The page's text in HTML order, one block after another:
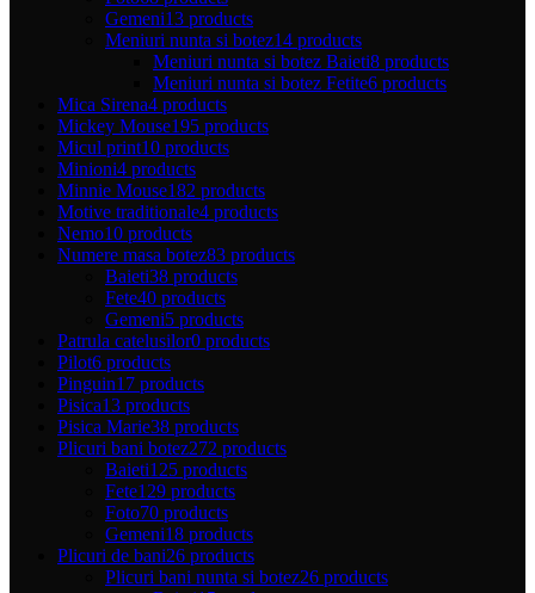
Gemeni13 products
Meniuri nunta si botez14 products
Meniuri nunta si botez Baieti8 products
Meniuri nunta si botez Fetite6 products
Mica Sirena4 products
Mickey Mouse195 products
Micul print10 products
Minioni4 products
Minnie Mouse182 products
Motive traditionale4 products
Nemo10 products
Numere masa botez83 products
Baieti38 products
Fete40 products
Gemeni5 products
Patrula catelusilor0 products
Pilot6 products
Pinguin17 products
Pisica13 products
Pisica Marie38 products
Plicuri bani botez272 products
Baieti125 products
Fete129 products
Foto70 products
Gemeni18 products
Plicuri de bani26 products
Plicuri bani nunta si botez26 products